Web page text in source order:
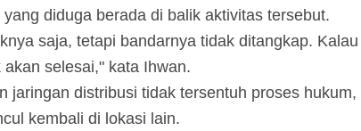
diduga berada di balik aktivitas tersebut.
saja, tetapi bandarnya tidak ditangkap. Kalau
selesai," kata Ihwan.
jaringan distribusi tidak tersentuh proses hukum,
kembali di lokasi lain.